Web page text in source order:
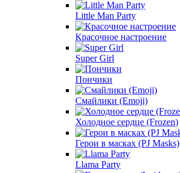
Little Man Party
Красочное настроение
Super Girl
Пончики
Смайлики (Emoji)
Холодное сердце (Frozen)
Герои в масках (PJ Masks)
Llama Party